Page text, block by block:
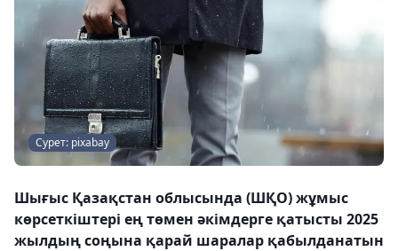
Сурет: pixabay
Шығыс Қазақстан облысында (ШҚО) жұмыс
көрсеткіштері ең төмен әкімдерге қатысты 2025
жылдың соңына қарай шаралар қабылданатын